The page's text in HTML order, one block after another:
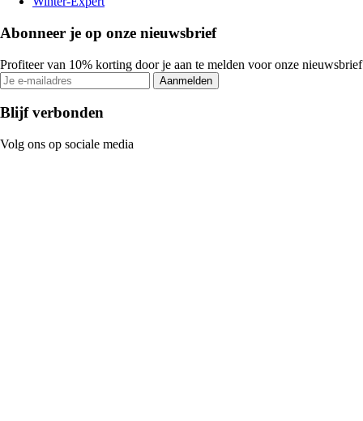
Abonneer je op onze nieuwsbrief
Profiteer van 10% korting door je aan te melden voor onze nieuwsbrief
Aanmelden
Blijf verbonden
Volg ons op sociale media